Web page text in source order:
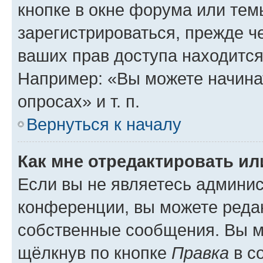
кнопке в окне форума или
зарегистрироваться, прежде
ваших прав доступа
Например: «Вы можете
опросах» и т. п.
Вернуться к началу
Как мне отредактировать
Если вы не являетесь
конференции, вы можете
собственные сообщения. Вы
щёлкнув по кнопке Правка в